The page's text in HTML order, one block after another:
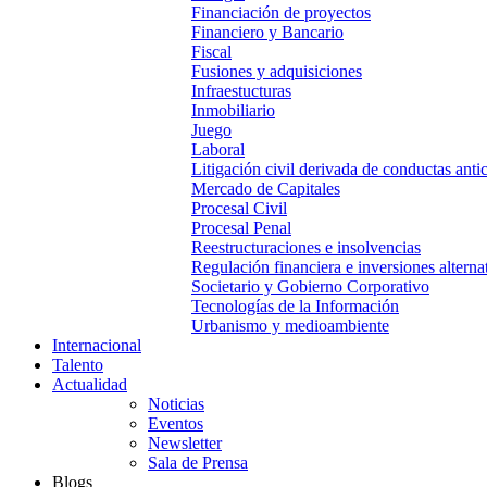
Financiación de proyectos
Financiero y Bancario
Fiscal
Fusiones y adquisiciones
Infraestucturas
Inmobiliario
Juego
Laboral
Litigación civil derivada de conductas
Mercado de Capitales
Procesal Civil
Procesal Penal
Reestructuraciones e insolvencias
Regulación financiera e inversiones
Societario y Gobierno Corporativo
Tecnologías de la Información
Urbanismo y medioambiente
Internacional
Talento
Actualidad
Noticias
Eventos
Newsletter
Sala de Prensa
Blogs